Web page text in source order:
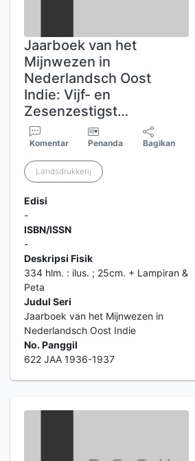
Jaarboek van het
Mijnwezen in
Nederlandsch Oost
Indie: Vijf- en
Zesenzestigst…
Komentar Penanda Bagikan
Landsdrukkerij
Edisi
-
ISBN/ISSN
-
Deskripsi Fisik
334 hlm. : ilus. ; 25cm. + Lampiran &
Peta
Judul Seri
Jaarboek van het Mijnwezen in
Nederlandsch Oost Indie
No. Panggil
622 JAA 1936-1937